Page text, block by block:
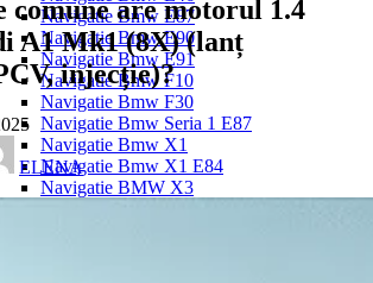
Navigatie Bmw E87
Navigatie Bmw E90
Navigatie Bmw E91
Navigatie Bmw F10
Navigatie Bmw F30
Navigatie Bmw Seria 1 E87
Navigatie Bmw X1
Navigatie Bmw X1 E84
Navigatie BMW X3
comune are motorul 1.4
A1 Mk1 (8X) (lanț
injecție)?
ELENA